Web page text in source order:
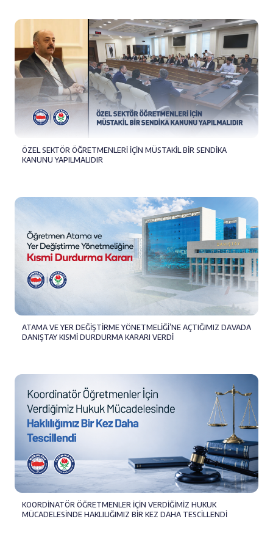
ÖZEL SEKTÖR ÖĞRETMENLERİ İÇİN MÜSTAKİL BİR SENDİKA
KANUNU YAPILMALIDIR
ATAMA VE YER DEĞİŞTİRME YÖNETMELİĞİ’NE AÇTIĞIMIZ DAVADA
DANIŞTAY KISMİ DURDURMA KARARI VERDİ
KOORDİNATÖR ÖĞRETMENLER İÇİN VERDİĞİMİZ HUKUK
MÜCADELESİNDE HAKLILIĞIMIZ BİR KEZ DAHA TESCİLLENDİ